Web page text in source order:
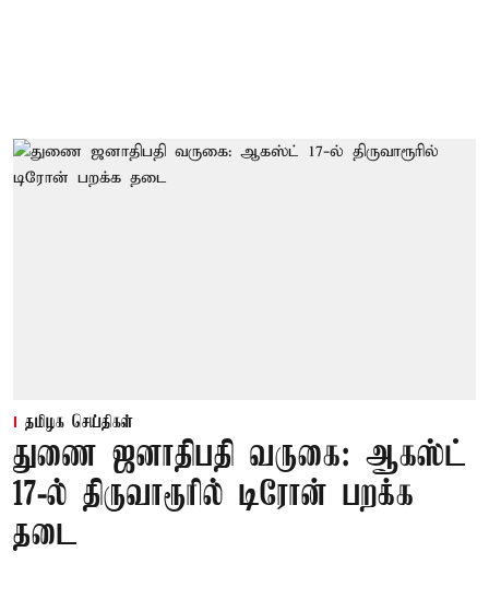
தமிழக செய்திகள்
துணை ஜனாதிபதி வருகை: ஆகஸ்ட்
17-ல் திருவாரூரில் டிரோன் பறக்க
தடை